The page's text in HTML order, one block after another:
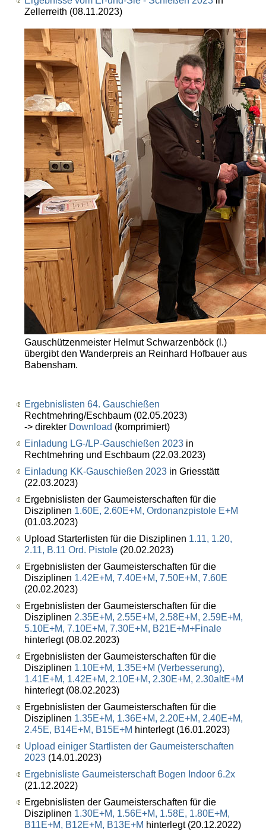
Zellerreith (08.11.2023)
Gauschützenmeister Helmut Schwarzenböck (l.)
übergibt den Wanderpreis an Reinhard Hofbauer aus
Babensham.
Ergebnislisten 64. Gauschießen
Rechtmehring/Eschbaum (02.05.2023)
-> direkter Download (komprimiert)
Einladung LG-/LP-Gauschießen 2023 in
Rechtmehring und Eschbaum (22.03.2023)
Einladung KK-Gauschießen 2023 in Griesstätt
(22.03.2023)
Ergebnislisten der Gaumeisterschaften für die
Disziplinen 1.60E, 2.60E+M, Ordonanzpistole E+M
(01.03.2023)
Upload Starterlisten für die Disziplinen 1.11, 1.20,
2.11, B.11 Ord. Pistole (20.02.2023)
Ergebnislisten der Gaumeisterschaften für die
Disziplinen 1.42E+M, 7.40E+M, 7.50E+M, 7.60E
(20.02.2023)
Ergebnislisten der Gaumeisterschaften für die
Disziplinen 2.35E+M, 2.55E+M, 2.58E+M, 2.59E+M,
5.10E+M, 7.10E+M, 7.30E+M, B21E+M+Finale
hinterlegt (08.02.2023)
Ergebnislisten der Gaumeisterschaften für die
Disziplinen 1.10E+M, 1.35E+M (Verbesserung),
1.41E+M, 1.42E+M, 2.10E+M, 2.30E+M, 2.30altE+M
hinterlegt (08.02.2023)
Ergebnislisten der Gaumeisterschaften für die
Disziplinen 1.35E+M, 1.36E+M, 2.20E+M, 2.40E+M,
2.45E, B14E+M, B15E+M hinterlegt (16.01.2023)
Upload einiger Startlisten der Gaumeisterschaften
2023 (14.01.2023)
Ergebnisliste Gaumeisterschaft Bogen Indoor 6.2x
(21.12.2022)
Ergebnislisten der Gaumeisterschaften für die
Disziplinen 1.30E+M, 1.56E+M, 1.58E, 1.80E+M,
B11E+M, B12E+M, B13E+M hinterlegt (20.12.2022)